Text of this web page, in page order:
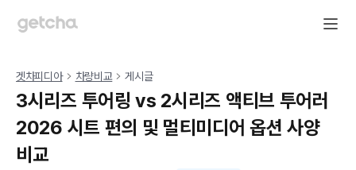
겟차피디아 차량비교 게시글
3시리즈 투어링 vs 2시리즈 액티브 투어러
2026 시트 편의 및 멀티미디어 옵션 사양
비교